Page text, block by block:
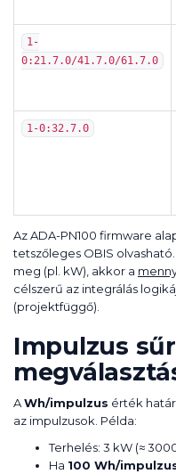
1-
0:21.7.0/41.7.0/61.7.0
1-0:32.7.0
Az ADA-PN100 firmware
tetszőleges OBIS olvasható.
meg (pl. kW), akkor a
célszerű az integrálás
(projektfüggő).
Impulzus
AWh/impulzus érték
az impulzusok. Példa:
Terhelés: 3 kW (≈
Ha 100 Wh/